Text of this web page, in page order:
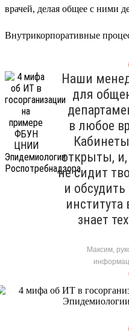
врачей, делая общее с ними
Внутрикорпоративные
Наши
для
в любое
открыты, и,
не сидит
и
знает
Максим,